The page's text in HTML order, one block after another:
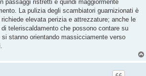
passaggi ristretti e quindi maggiormente
La pulizia degli scambiatori guarnizionati è
elevata perizia e attrezzature; anche le
teleriscaldamento che possono contare su
stanno orientando massicciamente verso